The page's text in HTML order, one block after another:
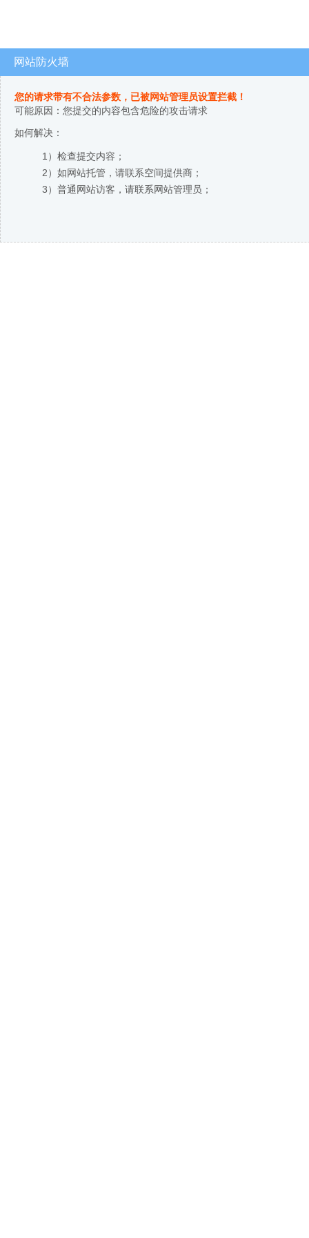
网站防火墙
您的请求带有不合法参数，已被网站管理员设置拦截！
可能原因：您提交的内容包含危险的攻击请求
如何解决：
1）检查提交内容；
2）如网站托管，请联系空间提供商；
3）普通网站访客，请联系网站管理员；